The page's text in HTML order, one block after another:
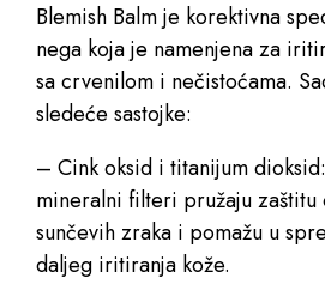
Blemish Balm je korektivna
nega koja je namenjena za
sa crvenilom i nečistoćama.
sledeće sastojke:
– Cink oksid i titanijum
mineralni filteri pružaju zaštitu
sunčevih zraka i pomažu u
daljeg iritiranja kože.